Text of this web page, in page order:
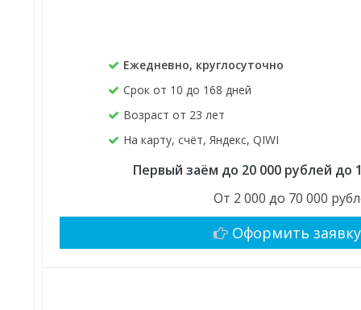
Ежедневно, круглосуточно
Срок от 10 до 168 дней
Возраст от 23 лет
На карту, счёт, Яндекс, QIWI
Первый заём до 20 000 рублей до
От 2 000 до 70 000
Оформить заявку